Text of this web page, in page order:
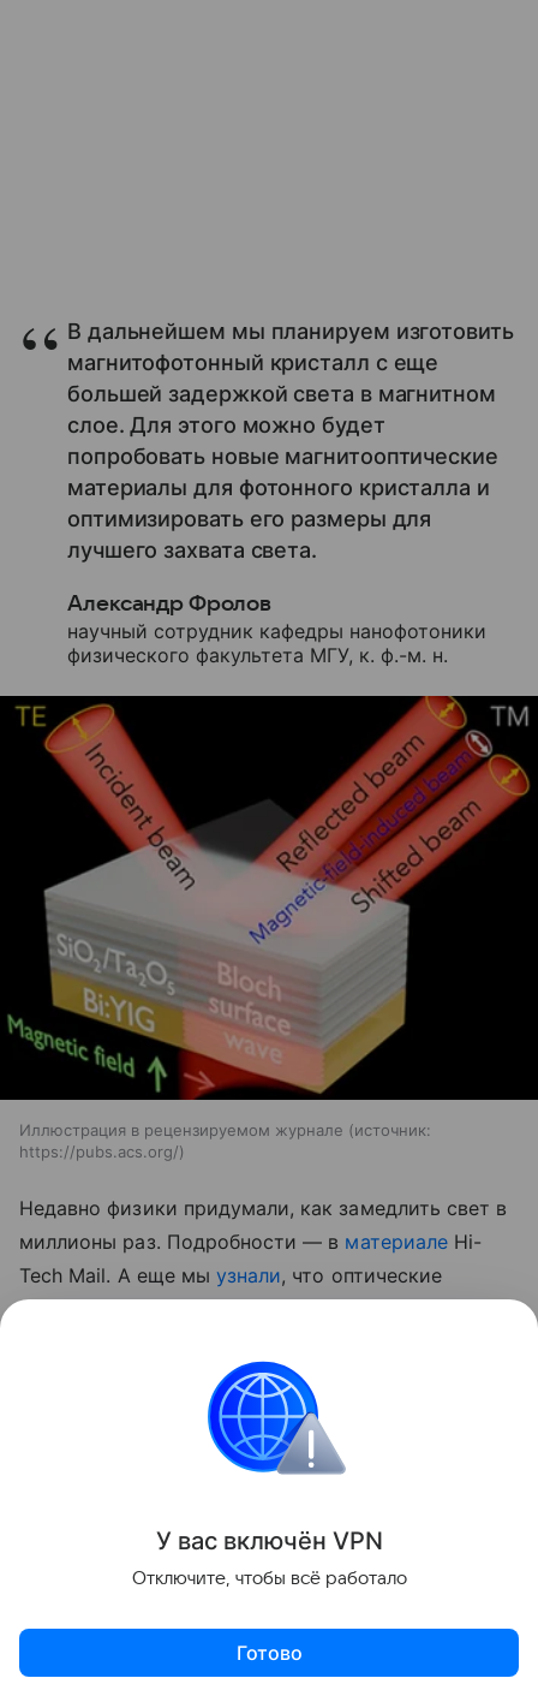
В дальнейшем мы планируем изготовить
магнитофотонный кристалл с еще
большей задержкой света в магнитном
слое. Для этого можно будет
попробовать новые магнитооптические
материалы для фотонного кристалла и
оптимизировать его размеры для
лучшего захвата света.
Александр Фролов
научный сотрудник кафедры нанофотоники
физического факультета МГУ, к. ф.-м. н.
Иллюстрация в рецензируемом журнале
источник:
https://pubs.acs.org/
Недавно физики придумали, как замедлить свет в
миллионы раз. Подробности — в материалеHi-
Tech Mail. А еще мы узнали, что оптические
нанокомпьютеры смогут работать с близкими к
российские ученые Физика
Поделиться
У вас включён VPN
Отключите, чтобы всё работало
Готово